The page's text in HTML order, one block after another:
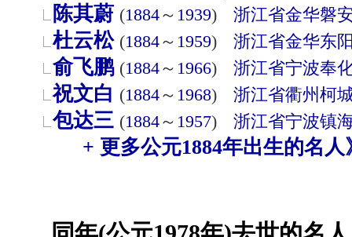
陈其蔚 (1884～ 1939) 浙江省金华磐
杜云松 (1884～ 1959) 浙江省金华东
俞飞鹏 (1884～ 1966) 浙江省宁波奉
祝文白 (1884～ 1968) 浙江省衢州 柯
包达三 (1884～ 1957) 浙江省宁波镇
+ 更多公元1884年出生的名人